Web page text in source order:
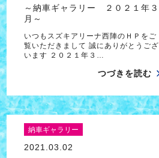
～納車ギャラリー ２０２１年３
月～
いつもスズキアリーナ西陣のＨＰをご
覧いただきまして 誠にありがとうござ
います ２０２１年３…
つづきを読む
納車ギャラリー
2021.03.02